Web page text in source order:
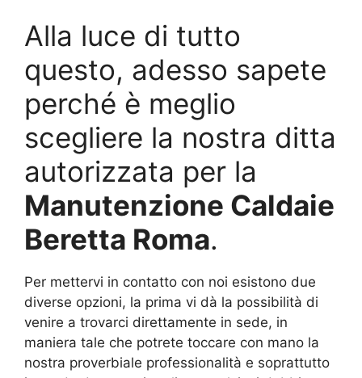
Alla luce di tutto
questo, adesso sapete
perché è meglio
scegliere la nostra ditta
autorizzata per la
Manutenzione Caldaie
Beretta Roma.
Per mettervi in contatto con noi esistono due
diverse opzioni, la prima vi dà la possibilità di
venire a trovarci direttamente in sede, in
maniera tale che potrete toccare con mano la
nostra proverbiale professionalità e soprattutto